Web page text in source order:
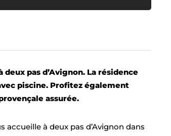
deux pas d’Avignon. La résidence
piscine. Profitez également
assurée.
accueille à deux pas d’Avignon dans